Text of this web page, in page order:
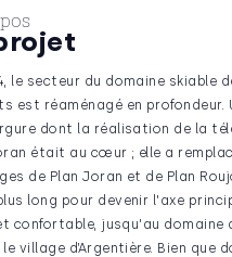
le secteur du domaine skiable
est réaménagé en profondeur.
dont la réalisation de la
était au cœur ; elle a
de Plan Joran et de Plan
long pour devenir l'axe
confortable, jusqu'au domaine
village d’Argentière. Bien que